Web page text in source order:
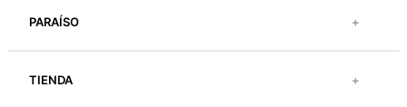
PARAÍSO +
TIENDA +